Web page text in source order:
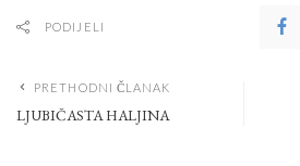
PODIJELI
PRETHODNI ČLANAK
LJUBIČASTA HALJINA